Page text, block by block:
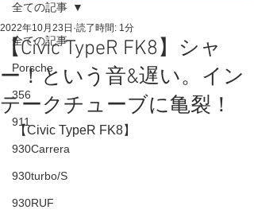
全ての記事
Porsche
356
911
930Carrera
930turbo/S
930RUF
全ての記事
【Civic TypeR FK8】シャ
ー！という音&遅い。イン
テークチューブに亀裂！
2022年10月23日 読了時間: 1分
【Civic TypeR FK8】